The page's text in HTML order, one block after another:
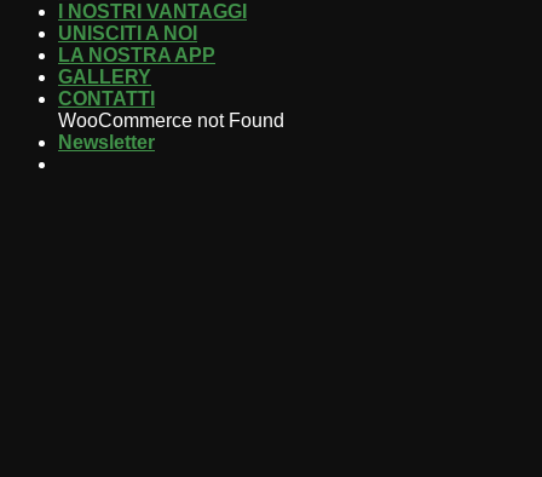
I NOSTRI VANTAGGI
UNISCITI A NOI
LA NOSTRA APP
GALLERY
CONTATTI
WooCommerce not Found
Newsletter